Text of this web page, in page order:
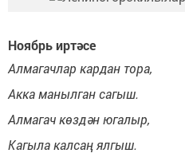
Ноябрь иртәсе
Алмагачлар кардан тора,
Акка манылган сагыш.
Алмагач көздән югалыр,
Кагыла калсаң ялгыш.